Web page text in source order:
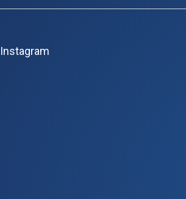
Z
Instagram